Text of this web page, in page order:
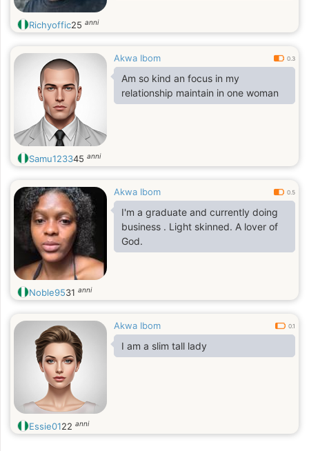
Richyoffic25 anni
Akwa Ibom 0.3
Am so kind an focus in my
relationship maintain in one woman
Samu123345 anni
Akwa Ibom 0.5
I'm a graduate and currently doing
business . Light skinned. A lover of
God.
Noble9531 anni
Akwa Ibom 0.1
I am a slim tall lady
Essie0122 anni